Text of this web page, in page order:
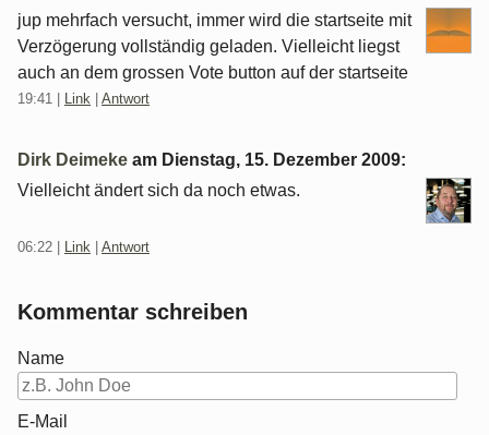
jup mehrfach versucht, immer wird die startseite mit
Verzögerung vollständig geladen. Vielleicht liegst
auch an dem grossen Vote button auf der startseite
19:41 Link Antwort
Dirk Deimeke am Dienstag, 15. Dezember 2009:
Vielleicht ändert sich da noch etwas.
06:22 Link Antwort
Kommentar schreiben
Name
E-Mail